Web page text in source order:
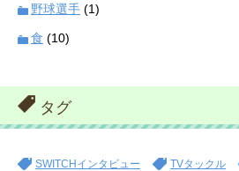
野球選手 (1)
食 (10)
タグ
SWITCHインタビュー TVタックル